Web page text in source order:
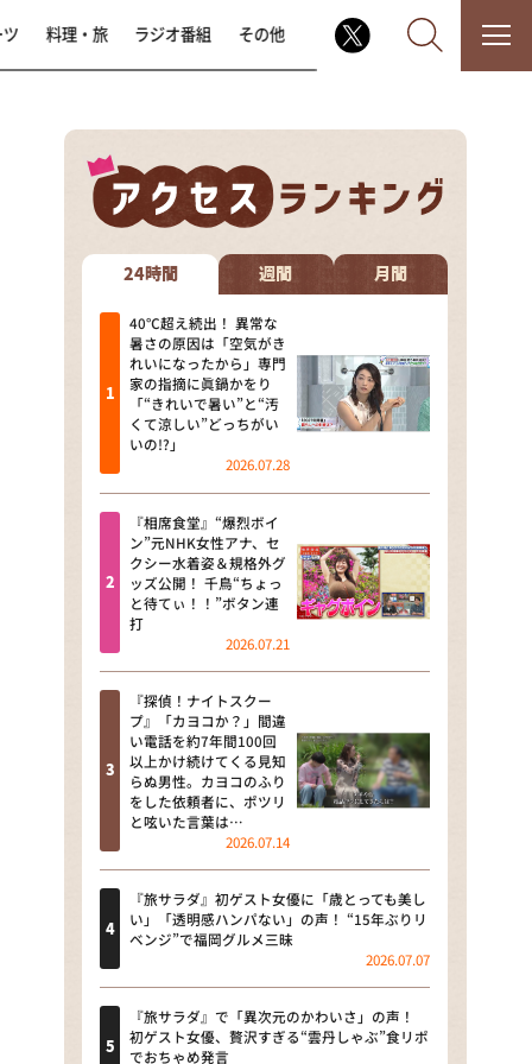
なるみ・岡村の過ぎるTV
相席食堂
これ余談なんですけど・・・
～人生密着トークバラエティ！
～ やすとものいたって真剣です
探偵！ナイトスクープ
news おかえり
河合＆A.B.C-Z塚田×福井アナ
「なんでやねん！？」（news お
かえり）
DAIGOも台所 ～きょうの献立 何
にする？～
本日はダイアンなり！シーズン２
朝だ！生です旅サラダ
教えて！ニュースライブ 正義の
ミカタ
ＬＩＦＥ～夢のカタチ～
新婚さんいらっしゃい！
ザキ山小屋本館
料理・旅 ラジオ番組 その他
24時間 週間 月間
40℃超え続出！ 異常な
暑さの原因は「空気がき
れいになったから」専門
家の指摘に眞鍋かをり
「“きれいで暑い”と“汚
くて涼しい”どっちがい
いの!?」
2026.07.28
『相席食堂』“爆烈ボイ
ン”元NHK女性アナ、セ
クシー水着姿＆規格外グ
ッズ公開！ 千鳥“ちょっ
と待てぃ！！”ボタン連
打
2026.07.21
『探偵！ナイトスクー
プ』「カヨコか？」間違
い電話を約7年間100回
以上かけ続けてくる見知
らぬ男性。カヨコのふり
をした依頼者に、ポツリ
と呟いた言葉は…
2026.07.14
『旅サラダ』初ゲスト女優に「歳とっても美し
い」「透明感ハンパない」の声！ “15年ぶりリ
ベンジ”で福岡グルメ三昧
2026.07.07
『旅サラダ』で「異次元のかわいさ」の声！
初ゲスト女優、贅沢すぎる“雲丹しゃぶ”食リポ
でおちゃめ発言